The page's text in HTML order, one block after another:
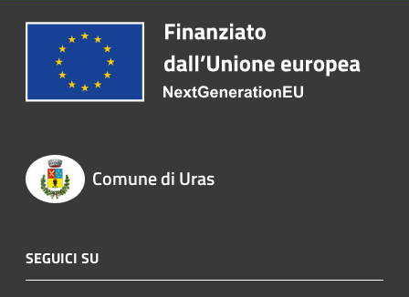
Comune di Uras
SEGUICI SU